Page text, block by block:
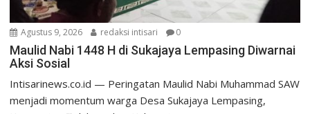
Agustus 9, 2026 redaksi intisari 0
Maulid Nabi 1448 H di Sukajaya Lempasing Diwarnai
Aksi Sosial
Intisarinews.co.id — Peringatan Maulid Nabi Muhammad SAW
menjadi momentum warga Desa Sukajaya Lempasing,